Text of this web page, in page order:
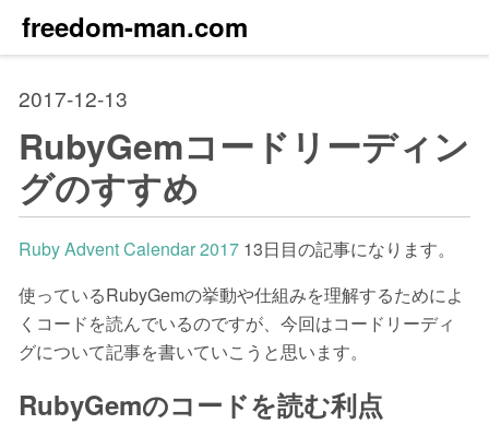
freedom-man.com
2017-12-13
RubyGemコードリーディン
グのすすめ
Ruby Advent Calendar 2017 13日目の記事になります。
使っているRubyGemの挙動や仕組みを理解するためによ
くコードを読んでいるのですが、今回はコードリーディ
グについて記事を書いていこうと思います。
RubyGemのコードを読む利点